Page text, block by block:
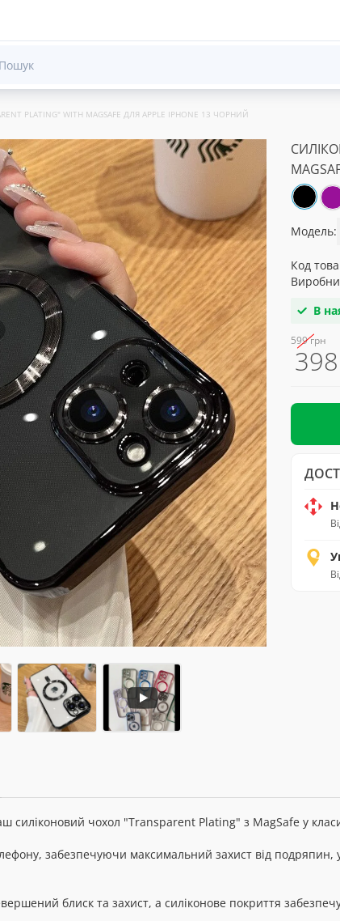
PLATING" WITH MAGSAFE ДЛЯ APPLE IPHONE 13 ЧОРНИЙ
Модель:
Код
В
599 грн
силіконовий чохол "Transparent Plating" з MagSafe у
забезпечуючи максимальний захист від подряпин,
блиск та захист, а силіконове покриття